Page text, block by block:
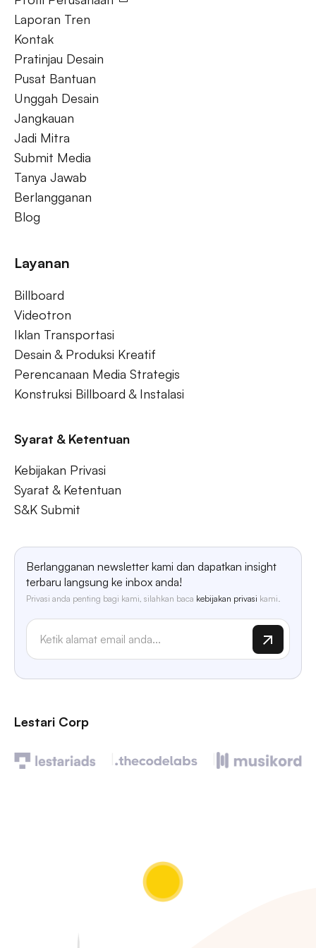
Laporan Tren
Kontak
Pratinjau Desain
Pusat Bantuan
Unggah Desain
Jangkauan
Jadi Mitra
Submit Media
Tanya Jawab
Berlangganan
Blog
Layanan
Billboard
Videotron
Iklan Transportasi
Desain & Produksi Kreatif
Perencanaan Media Strategis
Konstruksi Billboard & Instalasi
Syarat & Ketentuan
Kebijakan Privasi
Syarat & Ketentuan
S&K Submit
Berlangganan newsletter kami dan dapatkan insight
terbaru langsung ke inbox anda!
Privasi anda penting bagi kami, silahkan baca kebijakan privasi kami.
Lestari Corp